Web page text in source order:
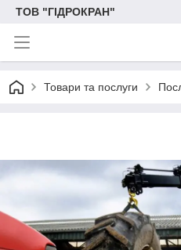
ТОВ "ГІДРОКРАН"
Товари та послуги